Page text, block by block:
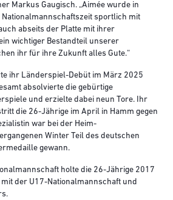
Markus Gaugisch. „Aimée wurde in
sportlich mit
abseits der Platte mit ihrer
wichtiger Bestandteil unserer
ihr für ihre Zukunft alles Gute.“
ihr Länderspiel-Debüt im März 2025
absolvierte die gebürtige
und erzielte dabei neun Tore. Ihr
die 26-Jährige im April in Hamm gegen
war bei der Heim-
Winter Teil des deutschen
gewann.
holte die 26-Jährige 2017
der U17-Nationalmannschaft und